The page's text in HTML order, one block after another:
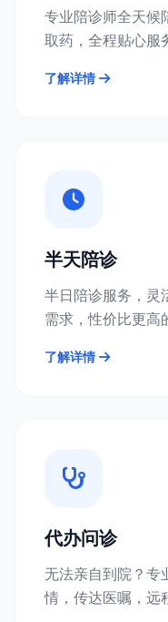
专业陪诊师全天候
取药，全程贴心服
了解详情
半天陪诊
半日陪诊服务，灵
需求，性价比更高
了解详情
代办问诊
无法亲自到院？专
情，传达医嘱，远